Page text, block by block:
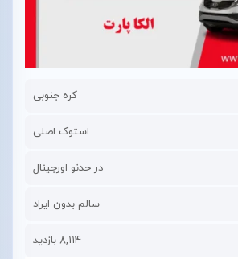
کره جنوبی
استوک اصلی
در حدنو اورجینال
سالم بدون ایراد
8,114 بازدید